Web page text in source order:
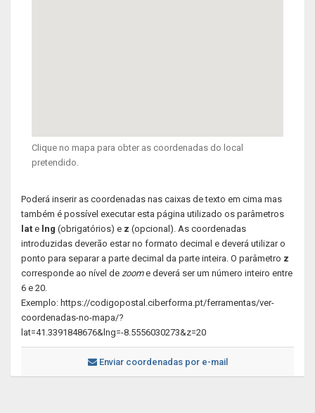
Clique no mapa para obter as coordenadas do local
pretendido.
Poderá inserir as coordenadas nas caixas de texto em cima mas
também é possível executar esta página utilizado os parâmetros
lat e lng (obrigatórios) e z (opcional). As coordenadas
introduzidas deverão estar no formato decimal e deverá utilizar o
ponto para separar a parte decimal da parte inteira. O parâmetro z
corresponde ao nível de zoome deverá ser um número inteiro entre
6 e 20.
Exemplo: https://codigopostal.ciberforma.pt/ferramentas/ver-
coordenadas-no-mapa/?
lat=41.3391848676&lng=-8.5556030273&z=20
Enviar coordenadas por e-mail